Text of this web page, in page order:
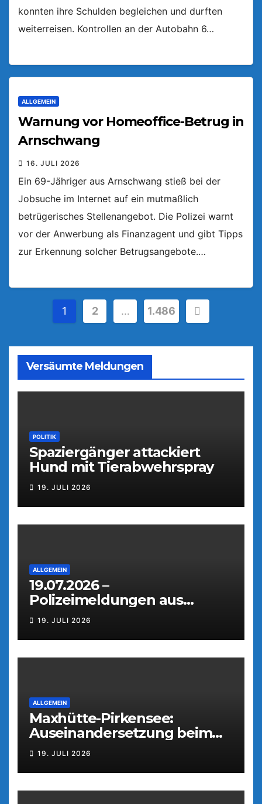
konnten ihre Schulden begleichen und durften
weiterreisen. Kontrollen an der Autobahn 6…
ALLGEMEIN
Warnung vor Homeoffice-Betrug in
Arnschwang
16. JULI 2026
Ein 69-Jähriger aus Arnschwang stieß bei der
Jobsuche im Internet auf ein mutmaßlich
betrügerisches Stellenangebot. Die Polizei warnt
vor der Anwerbung als Finanzagent und gibt Tipps
zur Erkennung solcher Betrugsangebote.…
Seitennummerierung
Beiträge
1 2 … 1.486
Versäumte Meldungen
POLITIK
Spaziergänger attackiert
Hund mit Tierabwehrspray
19. JULI 2026
ALLGEMEIN
19.07.2026 –
Polizeimeldungen aus
Weiden
19. JULI 2026
ALLGEMEIN
Maxhütte-Pirkensee:
Auseinandersetzung beim
Parkfest
19. JULI 2026